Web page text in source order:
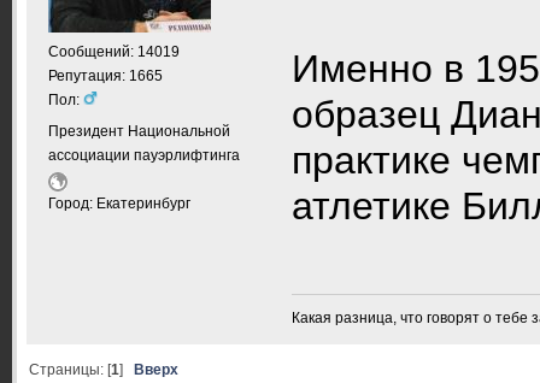
Сообщений: 14019
Репутация: 1665
Пол:
Президент Национальной
ассоциации пауэрлифтинга
Город: Екатеринбург
Именно в
образец
практике
атлетике
Какая разница, что говорят о
Страницы: [1] Вверх